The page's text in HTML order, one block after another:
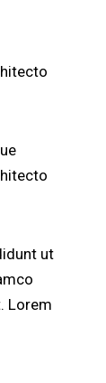
ut
Lorem